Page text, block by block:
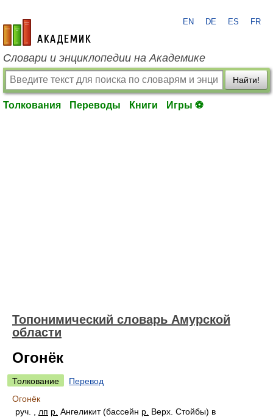
academic.ru
EN DE ES FR
Словари и энциклопедии на Академике
Найти!
Толкования Переводы Книги Игры ⚽
Топонимический словарь Амурской
области
Огонёк
Толкование
Перевод
Огонёк
руч. , лп р. Ангеликит (бассейн р. Верх. Стойбы) в